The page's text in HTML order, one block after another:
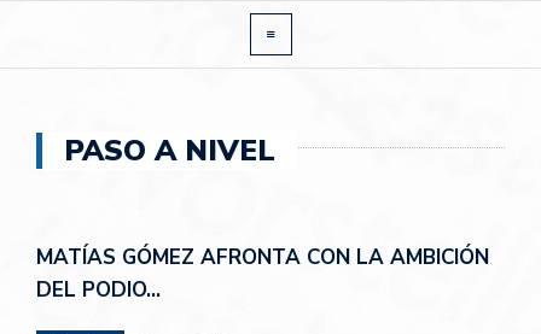
PASO A NIVEL
MATÍAS GÓMEZ AFRONTA CON LA AMBICIÓN
DEL PODIO…